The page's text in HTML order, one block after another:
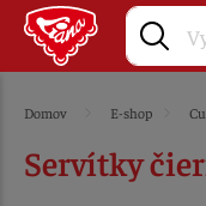
Domov E-shop
Servítky